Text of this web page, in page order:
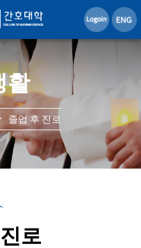
활
졸업 후 진로
로